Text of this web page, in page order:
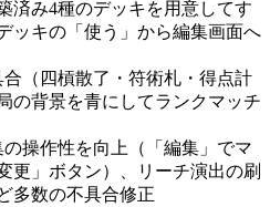
済み4種のデッキを用意してす
ッキの「使う」から編集画面へ
合（四槓散了・符術札・得点計
の背景を青にしてランクマッチ
の操作性を向上（「編集」でマ
更」ボタン）、リーチ演出の刷
多数の不具合修正